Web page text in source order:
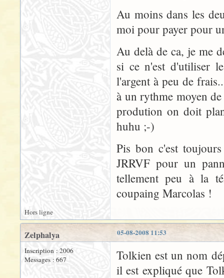
Au moins dans les
moi pour payer pour
Au delà de ca, je me
si ce n'est d'utiliser
l'argent à peu de
à un rythme moyen
prodution on doit
huhu ;-)
Pis bon c'est
JRRVF pour un
tellement peu à la
coupaing Marcolas !
Hors ligne
05-08-2008 11:53
Zelphalya
Inscription : 2006
Messages : 667
Tolkien est un nom
il est expliqué que